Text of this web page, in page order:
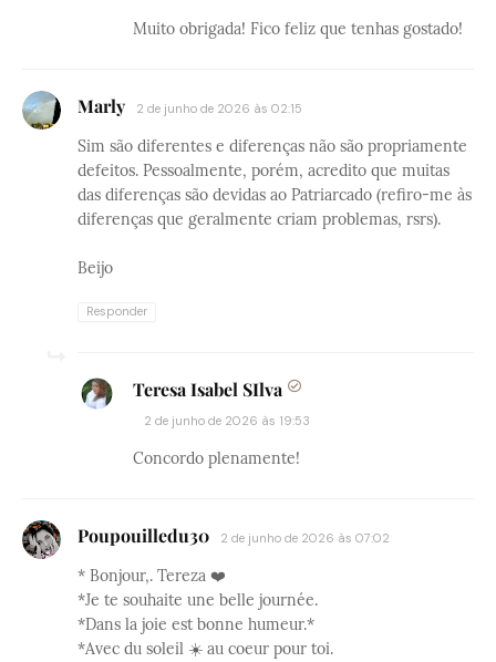
Muito obrigada! Fico feliz que tenhas gostado!
Marly 2 de junho de 2026 às 02:15
Sim são diferentes e diferenças não são propriamente
defeitos. Pessoalmente, porém, acredito que muitas
das diferenças são devidas ao Patriarcado (refiro-me às
diferenças que geralmente criam problemas, rsrs).
Beijo
Responder
Teresa Isabel SIlva
2 de junho de 2026 às 19:53
Concordo plenamente!
Poupouilledu30 2 de junho de 2026 às 07:02
* Bonjour,. Tereza ❤️
*Je te souhaite une belle journée.
*Dans la joie est bonne humeur.*
*Avec du soleil ☀️ au coeur pour toi.